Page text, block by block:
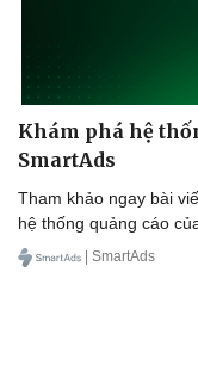
Khám phá hệ
SmartAds
Tham khảo ngay bài
hệ thống quảng cáo
| SmartAds